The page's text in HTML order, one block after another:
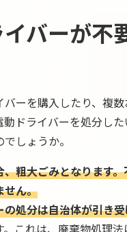
バーが不
ーを購入したり、複
ドライバーを処分した
しょうか。
粗大ごみとなります
せん。
の処分は自治体が引き